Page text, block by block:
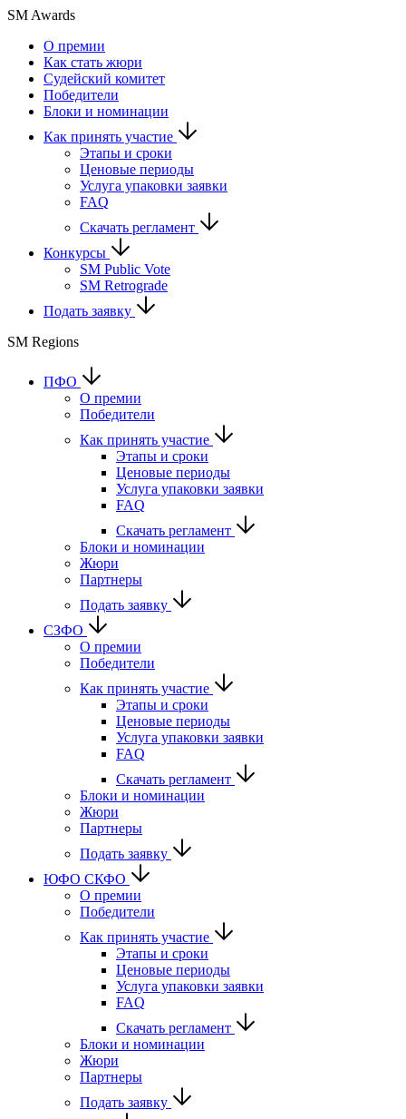
SM Awards
О премии
Как стать жюри
Судейский комитет
Победители
Блоки и номинации
Как принять участие
Этапы и сроки
Ценовые периоды
Услуга упаковки заявки
FAQ
Скачать регламент
Конкурсы
SM Public Vote
SM Retrograde
Подать заявку
SM Regions
ПФО
О премии
Победители
Как принять участие
Этапы и сроки
Ценовые периоды
Услуга упаковки заявки
FAQ
Скачать регламент
Блоки и номинации
Жюри
Партнеры
Подать заявку
СЗФО
О премии
Победители
Как принять участие
Этапы и сроки
Ценовые периоды
Услуга упаковки заявки
FAQ
Скачать регламент
Блоки и номинации
Жюри
Партнеры
Подать заявку
ЮФО СКФО
О премии
Победители
Как принять участие
Этапы и сроки
Ценовые периоды
Услуга упаковки заявки
FAQ
Скачать регламент
Блоки и номинации
Жюри
Партнеры
Подать заявку